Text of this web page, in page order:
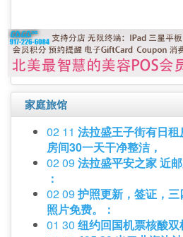
家庭旅馆
02 11 法拉盛王子街有日
房间30一天干净整洁，
02 09 法拉盛平安之家 近
：
02 09 护照更新，签证，三
照片免费。：
01 30 纽约回国机票核酸